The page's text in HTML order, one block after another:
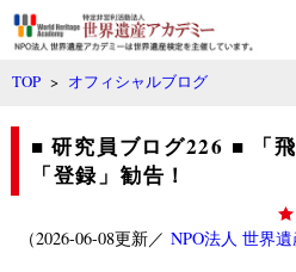
TOP > オフィシャルブログ
■ 研究員ブログ226 ■ 「
「登録」勧告！
（2026-06-08更新／ NPO法人 世界